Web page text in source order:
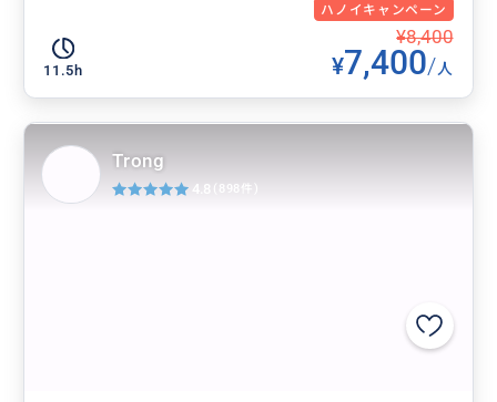
ハノイキャンペーン
11.5h
¥8,400
¥7,400/人
Trong
4.8 (898件)